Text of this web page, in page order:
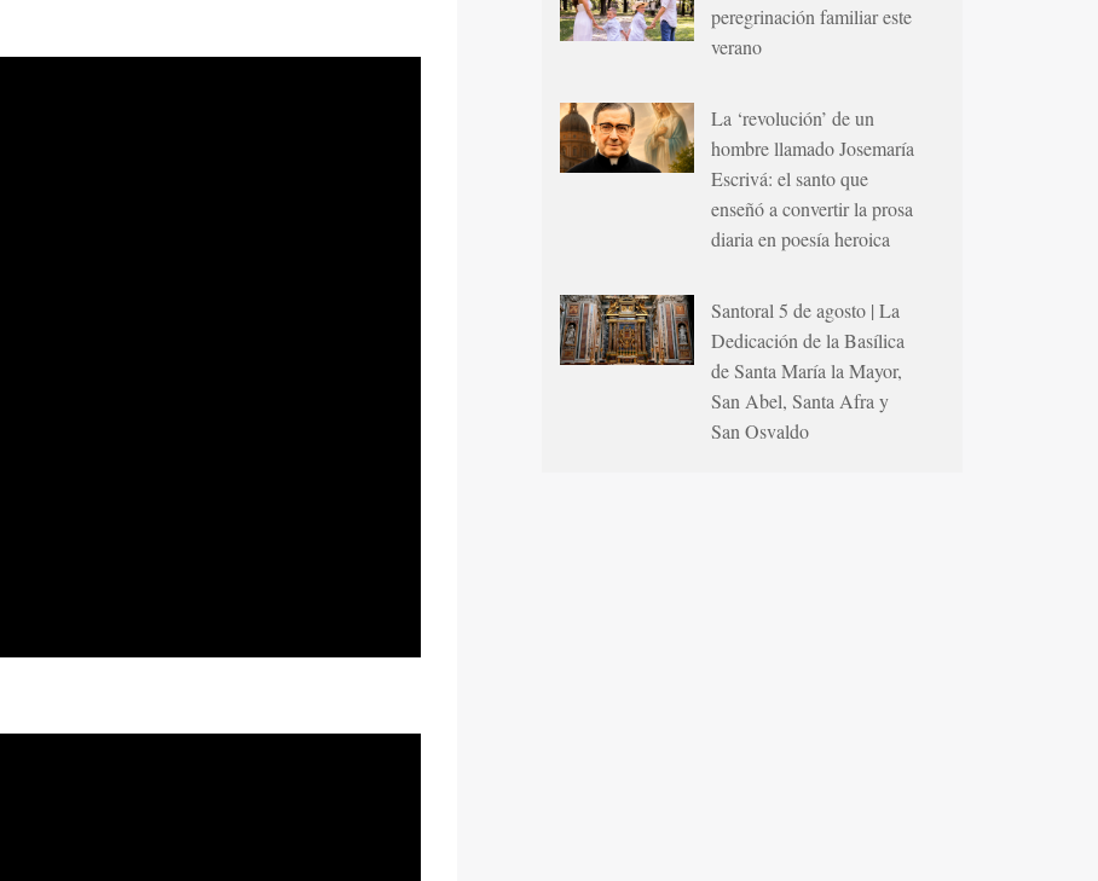
peregrinación familiar este
verano
La ‘revolución’ de un
hombre llamado Josemaría
Escrivá: el santo que
enseñó a convertir la prosa
diaria en poesía heroica
Santoral 5 de agosto | La
Dedicación de la Basílica
de Santa María la Mayor,
San Abel, Santa Afra y
San Osvaldo